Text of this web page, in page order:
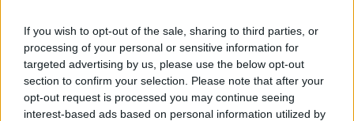
If you wish to opt-out of the sale, sharing to third parties, or
processing of your personal or sensitive information for
targeted advertising by us, please use the below opt-out
section to confirm your selection. Please note that after your
opt-out request is processed you may continue seeing
interest-based ads based on personal information utilized by
Inviaci le tue segnalazioni,
i tuoi video e le tue foto
Su WhatsApp al numero +39
345 356 7512